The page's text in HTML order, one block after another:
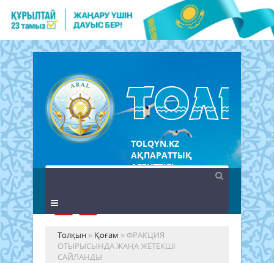
TOLQYN.KZ
АҚПАРАТТЫҚ
АГЕНТТІГІ
Толқын » Қоғам » ФРАКЦИЯ
ОТЫРЫСЫНДА ЖАҢА ЖЕТЕКШІ
САЙЛАНДЫ